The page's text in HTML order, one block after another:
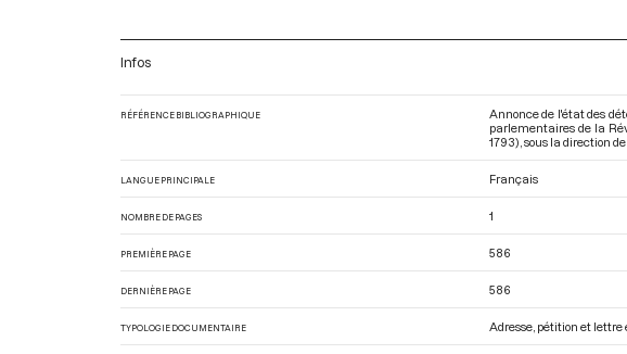
Infos
RÉFÉRENCE BIBLIOGRAPHIQUE
Annonce de l'état des
parlementaires de la
1793) , sous la direction
LANGUE PRINCIPALE Français
NOMBRE DE PAGES 1
PREMIÈRE PAGE 586
DERNIÈRE PAGE 586
TYPOLOGIE DOCUMENTAIRE Adresse, pétition et lettre